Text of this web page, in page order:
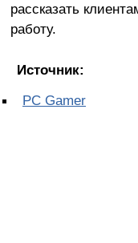
рассказать
работу.
Источник:
PC Gamer